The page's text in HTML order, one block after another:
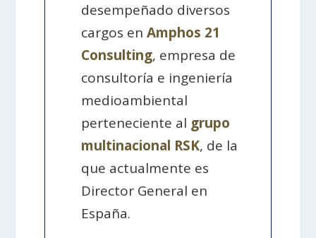
desempeñado diversos
cargos enAmphos 21
Consulting, empresa de
consultoría e ingeniería
medioambiental
perteneciente al grupo
multinacional RSK, de la
que actualmente es
Director General en
España.